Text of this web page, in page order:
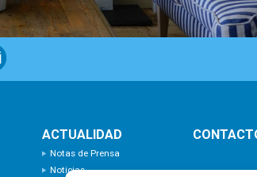
ACTUALIDAD
Notas de Prensa
Noticias